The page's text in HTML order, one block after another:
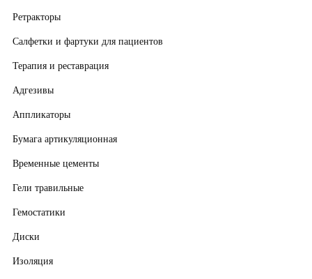
Ретракторы
Салфетки и фартуки для пациентов
Терапия и реставрация
Адгезивы
Аппликаторы
Бумага артикуляционная
Временные цементы
Гели травильные
Гемостатики
Диски
Изоляция